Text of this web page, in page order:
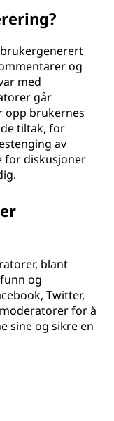
og
med
går
opp brukernes
tiltak, for
av
for diskusjoner
blant
og
Twitter,
for å
sine og sikre en